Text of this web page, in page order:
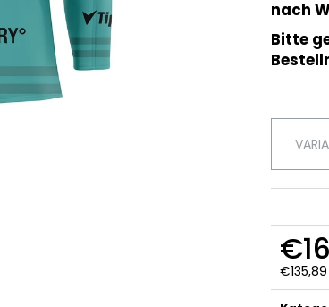
nach
Bitte
SUBLIMIERTES TRIKOT 24-25 REUNANEN
€32,97
Ursprünglich: